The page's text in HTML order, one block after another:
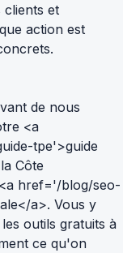
clients et
action est
de nous
<a
tpe'>guide
Côte
href='/blog/seo-
a>. Vous y
outils gratuits à
ce qu'on